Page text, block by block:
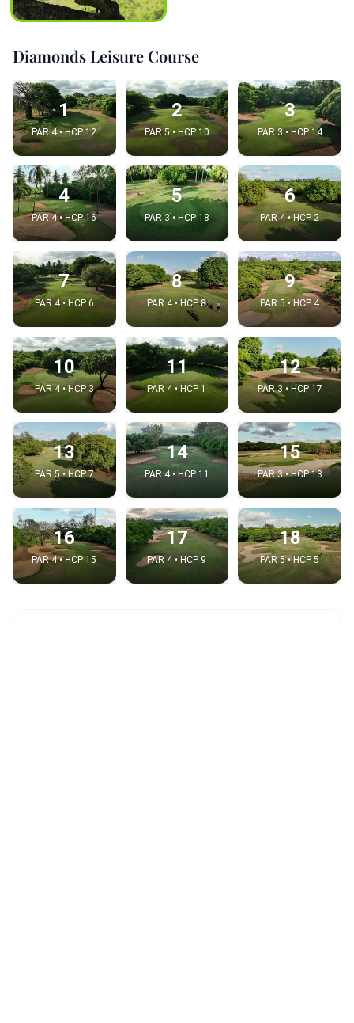
Diamonds Leisure Course
1
PAR 4 • HCP 12
2
PAR 5 • HCP 10
3
PAR 3 • HCP 14
4
PAR 4 • HCP 16
5
PAR 3 • HCP 18
6
PAR 4 • HCP 2
7
PAR 4 • HCP 6
8
PAR 4 • HCP 8
9
PAR 5 • HCP 4
10
PAR 4 • HCP 3
11
PAR 4 • HCP 1
12
PAR 3 • HCP 17
13
PAR 5 • HCP 7
14
PAR 4 • HCP 11
15
PAR 3 • HCP 13
16
PAR 4 • HCP 15
17
PAR 4 • HCP 9
18
PAR 5 • HCP 5